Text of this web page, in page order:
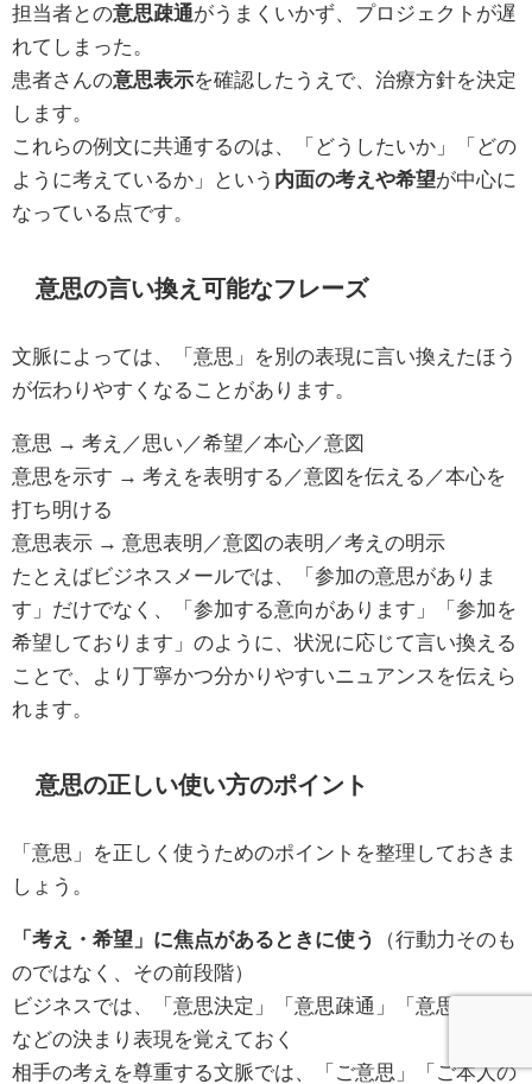
担当者との意思疎通がうまくいかず、プロジェクトが遅
れてしまった。
患者さんの意思表示を確認したうえで、治療方針を決定
します。
これらの例文に共通するのは、「どうしたいか」「どの
ように考えているか」という 内面の考えや希望が中心に
なっている点です。
意思の言い換え可能なフレーズ
文脈によっては、「意思」を別の表現に言い換えたほう
が伝わりやすくなることがあります。
意思 → 考え／思い／希望／本心／意図
意思を示す → 考えを表明する／意図を伝える／本心を
打ち明ける
意思表示 → 意思表明／意図の表明／考えの明示
たとえばビジネスメールでは、「参加の意思がありま
す」だけでなく、「参加する意向があります」「参加を
希望しております」のように、状況に応じて言い換える
ことで、より丁寧かつ分かりやすいニュアンスを伝えら
れます。
意思の正しい使い方のポイント
「意思」を正しく使うためのポイントを整理しておきま
しょう。
「考え・希望」に焦点があるときに使う
（行動力そのも
のではなく、その前段階）
ビジネスでは、「意思決定」「意思疎通」「意思表示」
などの決まり表現を覚えておく
相手の考えを尊重する文脈では、「ご意思」「ご本人の